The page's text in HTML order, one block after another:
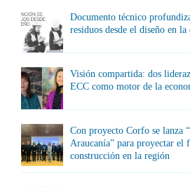
Documento técnico
residuos desde el diseño en la
Visión compartida: dos
ECC como motor de la
Con proyecto Corfo se lanza
Araucanía” para proyectar el
construcción en la región